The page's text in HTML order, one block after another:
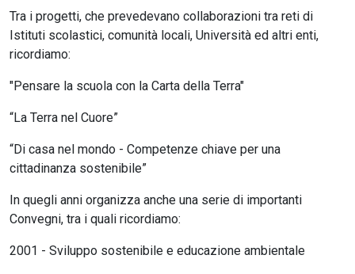
Tra i progetti, che prevedevano collaborazioni tra reti di
Istituti scolastici, comunità locali, Università ed altri enti,
ricordiamo:
"Pensare la scuola con la Carta della Terra"
“La Terra nel Cuore”
“Di casa nel mondo - Competenze chiave per una
cittadinanza sostenibile”
In quegli anni organizza anche una serie di importanti
Convegni, tra i quali ricordiamo:
2001 - Sviluppo sostenibile e educazione ambientale